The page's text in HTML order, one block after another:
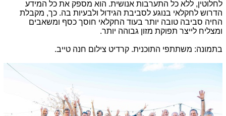
לחלוטין, ללא כל התערבות אנושית. הוא מספק את כל המידע
הדרוש לחקלאי בנוגע לסביבת הגידול ולבעיות בה. כך, מקבלת
החיה סביבה טובה יותר בעוד החקלאי חוסך כסף ומשאבים
ומצליח לייצר תפוקת מזון גבוהה יותר.
בתמונה: משתתפי התוכנית. קרדיט צילום חנה טייב.